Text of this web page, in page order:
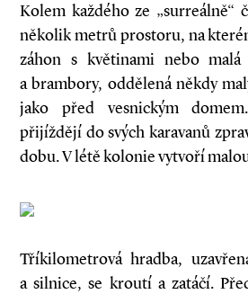
Kolem každého ze „surreálně“
několik metrů prostoru, na
záhon s květinami nebo malá
a brambory, oddělená někdy
jako před vesnickým
přijíždějí do svých karavanů
dobu. V létě kolonie vytvoří
Tříkilometrová hradba,
a silnice, se kroutí a zatáčí.